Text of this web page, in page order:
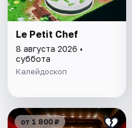
Le Petit Chef
8 августа 2026 •
суббота
Калейдоскоп
от 1 800 ₽